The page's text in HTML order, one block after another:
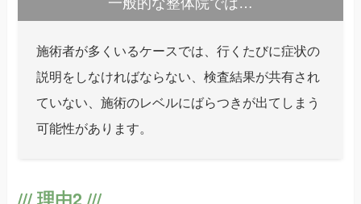
一般的な整体院では…
施術者が多くいるケースでは、行くたびに症状の
説明をしなければならない、検査結果が共有され
ていない、施術のレベルにばらつきが出てしまう
可能性があります。